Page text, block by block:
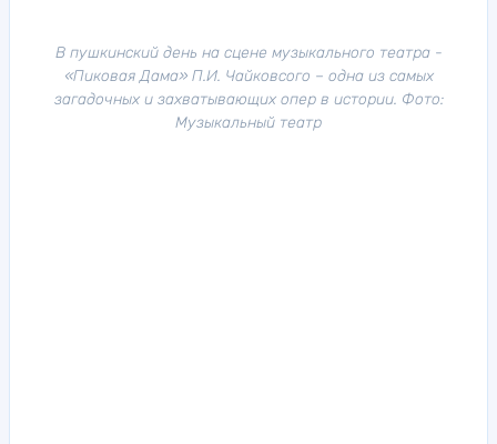
В пушкинский день на сцене музыкального театра -
«Пиковая Дама» П.И. Чайковсого – одна из самых
загадочных и захватывающих опер в истории. Фото:
Музыкальный театр